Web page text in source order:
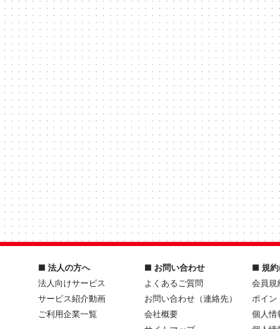
■ 法人の方へ
法人向けサービス
サービス紹介動画
ご利用企業一覧
■ お問い合わせ
よくあるご質問
お問い合わせ（連絡先）
会社概要
■ 規約
会員規
ポイン
個人情